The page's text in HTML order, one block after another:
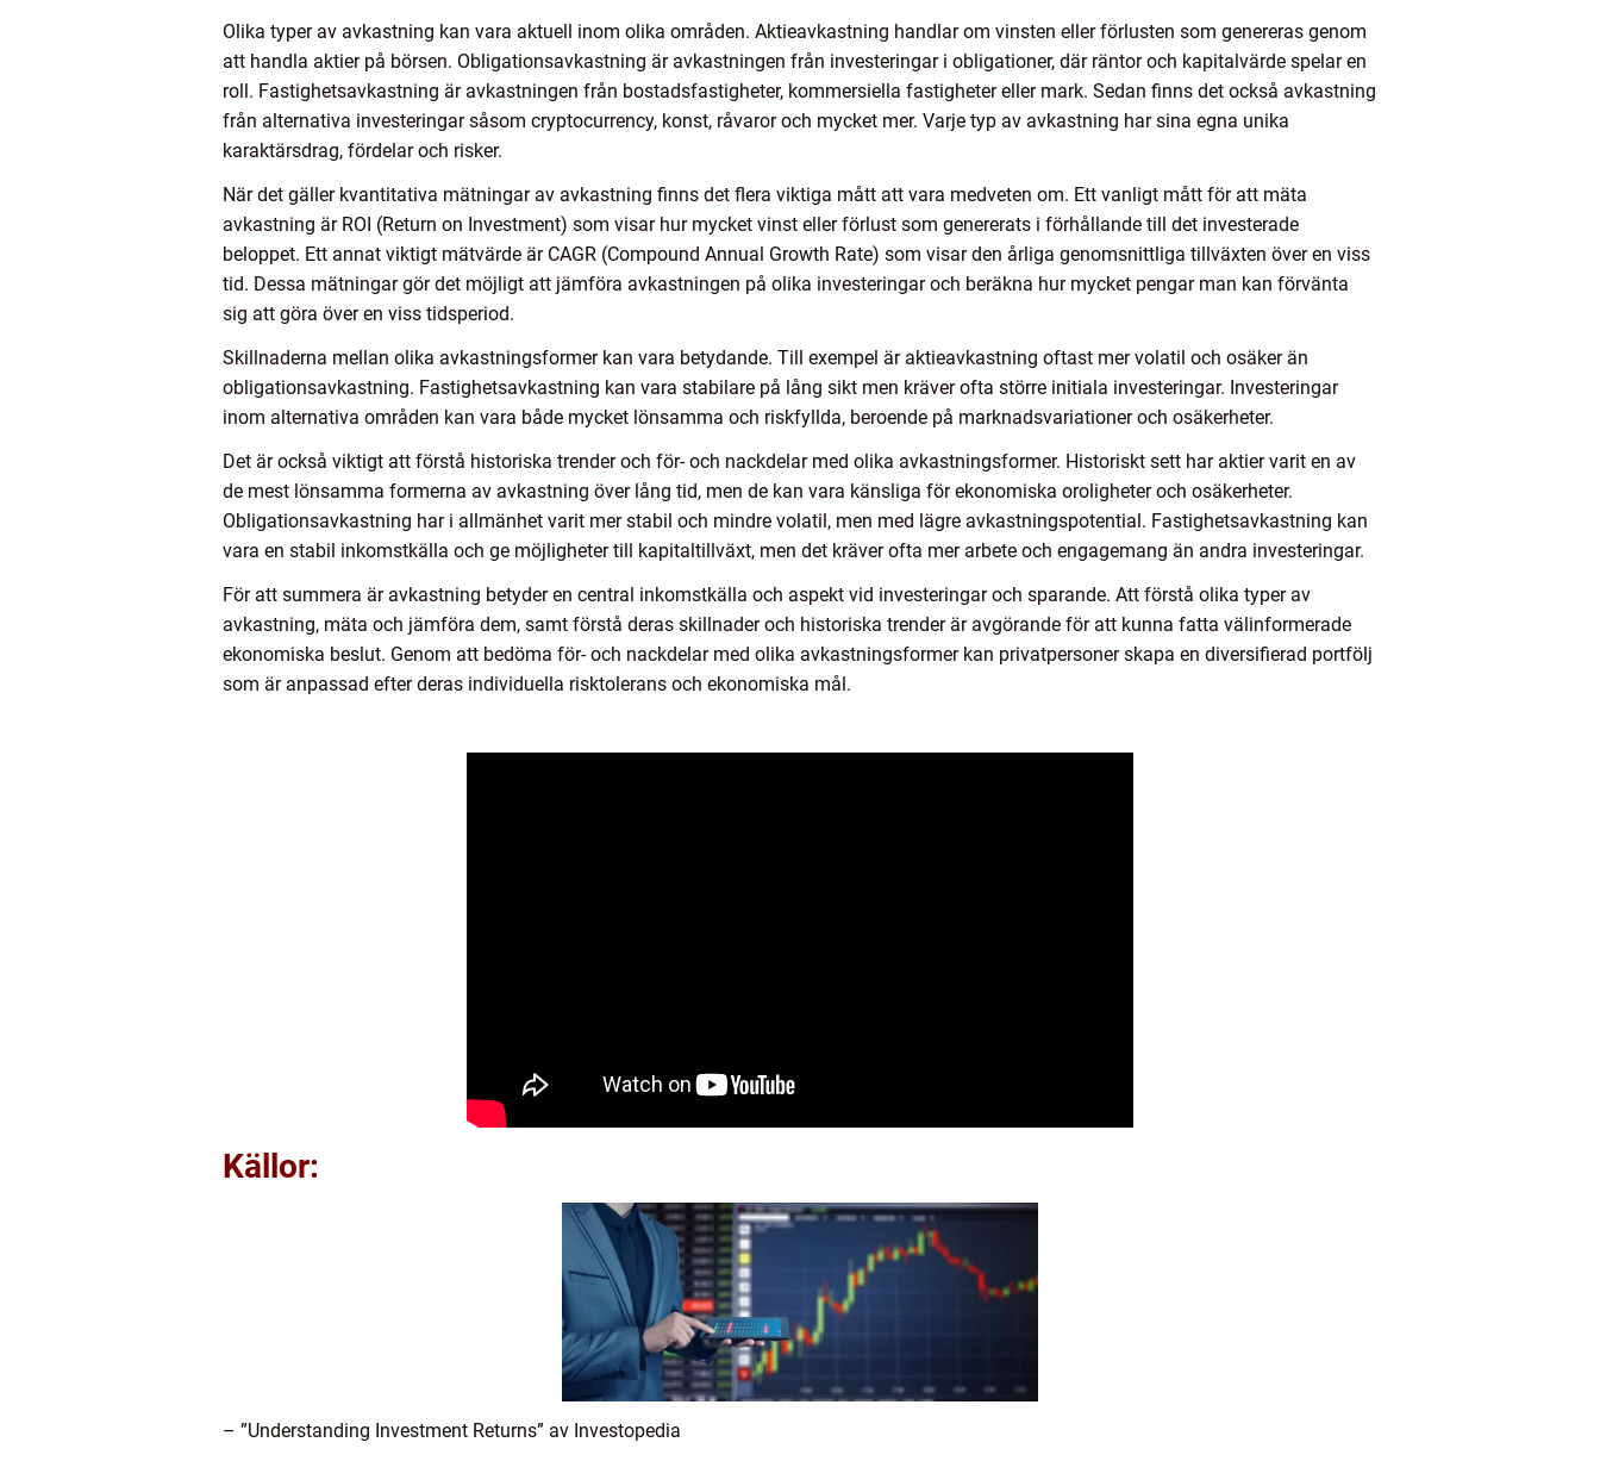
Olika typer av avkastning kan vara aktuell inom olika områden. Aktieavkastning handlar om vinsten eller förlusten som genereras genom
att handla aktier på börsen. Obligationsavkastning är avkastningen från investeringar i obligationer, där räntor och kapitalvärde spelar en
roll. Fastighetsavkastning är avkastningen från bostadsfastigheter, kommersiella fastigheter eller mark. Sedan finns det också avkastning
från alternativa investeringar såsom cryptocurrency, konst, råvaror och mycket mer. Varje typ av avkastning har sina egna unika
karaktärsdrag, fördelar och risker.
När det gäller kvantitativa mätningar av avkastning finns det flera viktiga mått att vara medveten om. Ett vanligt mått för att mäta
avkastning är ROI (Return on Investment) som visar hur mycket vinst eller förlust som genererats i förhållande till det investerade
beloppet. Ett annat viktigt mätvärde är CAGR (Compound Annual Growth Rate) som visar den årliga genomsnittliga tillväxten över en viss
tid. Dessa mätningar gör det möjligt att jämföra avkastningen på olika investeringar och beräkna hur mycket pengar man kan förvänta
sig att göra över en viss tidsperiod.
Skillnaderna mellan olika avkastningsformer kan vara betydande. Till exempel är aktieavkastning oftast mer volatil och osäker än
obligationsavkastning. Fastighetsavkastning kan vara stabilare på lång sikt men kräver ofta större initiala investeringar. Investeringar
inom alternativa områden kan vara både mycket lönsamma och riskfyllda, beroende på marknadsvariationer och osäkerheter.
Det är också viktigt att förstå historiska trender och för- och nackdelar med olika avkastningsformer. Historiskt sett har aktier varit en av
de mest lönsamma formerna av avkastning över lång tid, men de kan vara känsliga för ekonomiska oroligheter och osäkerheter.
Obligationsavkastning har i allmänhet varit mer stabil och mindre volatil, men med lägre avkastningspotential. Fastighetsavkastning kan
vara en stabil inkomstkälla och ge möjligheter till kapitaltillväxt, men det kräver ofta mer arbete och engagemang än andra investeringar.
För att summera är avkastning betyder en central inkomstkälla och aspekt vid investeringar och sparande. Att förstå olika typer av
avkastning, mäta och jämföra dem, samt förstå deras skillnader och historiska trender är avgörande för att kunna fatta välinformerade
ekonomiska beslut. Genom att bedöma för- och nackdelar med olika avkastningsformer kan privatpersoner skapa en diversifierad portfölj
som är anpassad efter deras individuella risktolerans och ekonomiska mål.
Källor:
– ”Understanding Investment Returns” av Investopedia